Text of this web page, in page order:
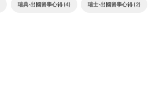
瑞典-出國留學心得 (4) 瑞士-出國留學心得 (2)